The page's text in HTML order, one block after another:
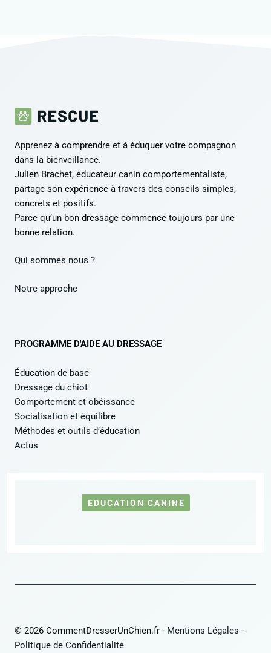
Apprenez à comprendre et à éduquer votre compagnon
dans la bienveillance.
Julien Brachet, éducateur canin comportementaliste,
partage son expérience à travers des conseils simples,
concrets et positifs.
Parce qu’un bon dressage commence toujours par une
bonne relation.
Qui sommes nous ?
Notre approche
PROGRAMME D'AIDE AU DRESSAGE
Éducation de base
Dressage du chiot
Comportement et obéissance
Socialisation et équilibre
Méthodes et outils d’éducation
Actus
EDUCATION CANINE
© 2026 CommentDresserUnChien.fr - Mentions Légales -
Politique de Confidentialité